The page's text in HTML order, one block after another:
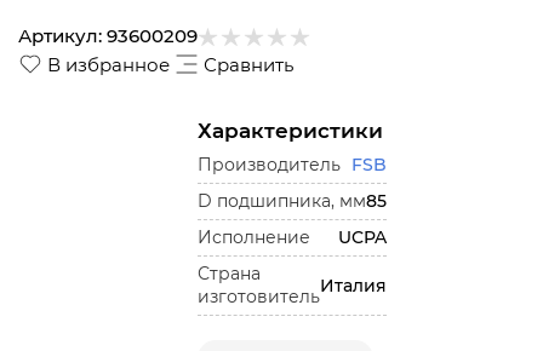
В избранное Сравнить
Артикул: 93600209
Характеристики
Производитель FSB
D подшипника, мм85
Исполнение
UCPA
Страна
изготовитель
Италия